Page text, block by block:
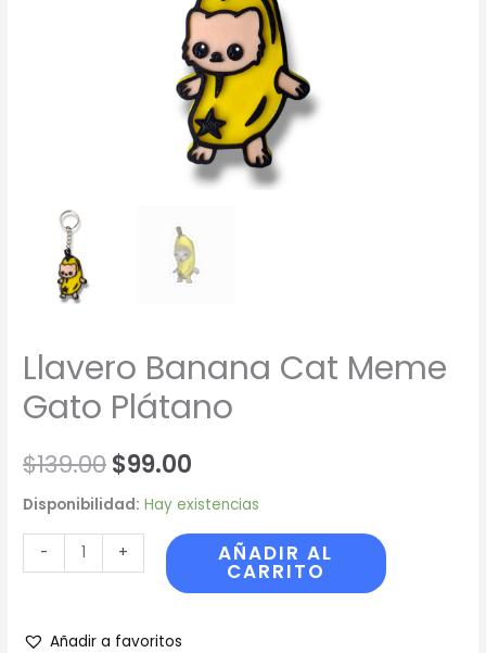
Llavero Banana Cat Meme
Gato Plátano
$139.00$99.00
Disponibilidad: Hay existencias
- + AÑADIR AL
CARRITO
Añadir a favoritos